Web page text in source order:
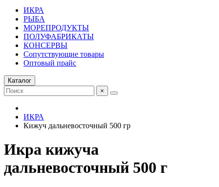
ИКРА
РЫБА
МОРЕПРОДУКТЫ
ПОЛУФАБРИКАТЫ
КОНСЕРВЫ
Сопутствующие товары
Оптовый прайс
Каталог
×
ИКРА
Кижуч дальневосточный 500 гр
Икра кижуча
дальневосточный 500 г